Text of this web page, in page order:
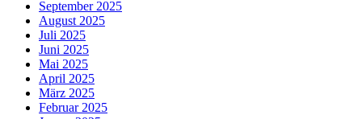
September 2025
August 2025
Juli 2025
Juni 2025
Mai 2025
April 2025
März 2025
Februar 2025